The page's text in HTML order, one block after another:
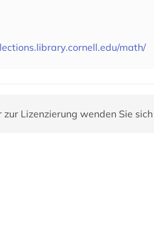
math/
Lizenzierung wenden Sie